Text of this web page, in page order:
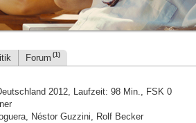
Forum (1)
2012, Laufzeit: 98 Min., FSK 0
Néstor Guzzini, Rolf Becker